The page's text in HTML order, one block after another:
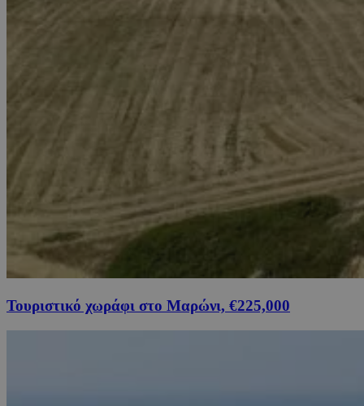
Τουριστικό χωράφι στο Μαρώνι, €225,000